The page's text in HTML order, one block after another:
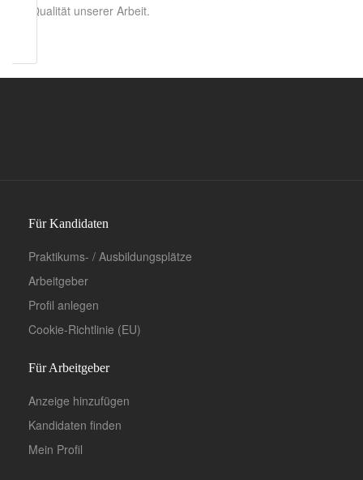
die Qualität unserer Arbeit.
Für Kandidaten
Praktikums- / Ausbildungsplätze
Arbeitgeber
Profil anlegen
Cookie-Richtlinie (EU)
Für Arbeitgeber
Anzeige hinzufügen
Kandidaten finden
Mein Profil